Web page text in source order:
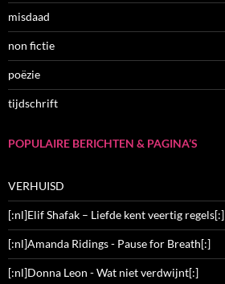
misdaad
non fictie
poëzie
tijdschrift
POPULAIRE BERICHTEN & PAGINA’S
VERHUISD
[:nl]Elif Shafak – Liefde kent veertig regels[:]
[:nl]Amanda Ridings - Pause for Breath[:]
[:nl]Donna Leon - Wat niet verdwijnt[:]